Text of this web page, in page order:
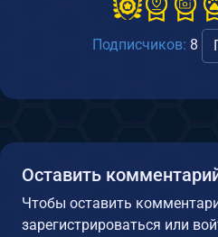
Подписчиков: 8
Оставить
Чтобы оставить
зарегистрироваться или